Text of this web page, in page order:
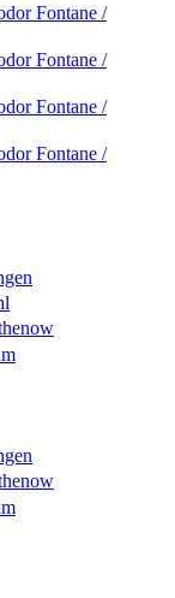
Fontane /
Fontane /
Fontane /
Fontane /